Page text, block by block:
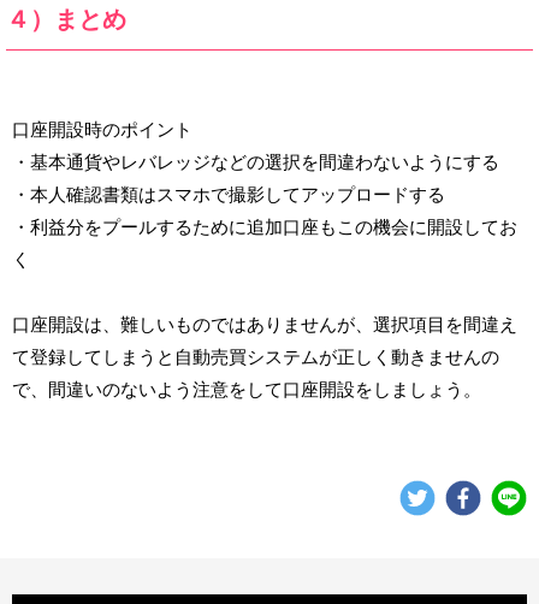
４）まとめ
口座開設時のポイント
・基本通貨やレバレッジなどの選択を間違わないようにする
・本人確認書類はスマホで撮影してアップロードする
・利益分をプールするために追加口座もこの機会に開設してお
く
口座開設は、難しいものではありませんが、選択項目を間違え
て登録してしまうと自動売買システムが正しく動きませんの
で、間違いのないよう注意をして口座開設をしましょう。